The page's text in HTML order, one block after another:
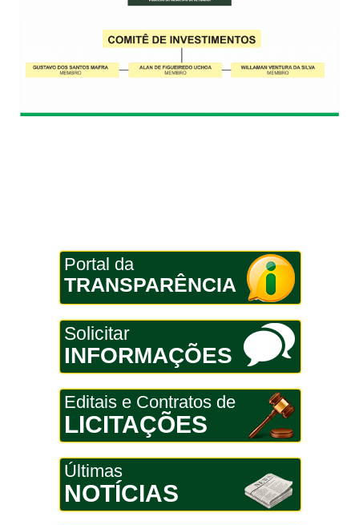
Portal da
TRANSPARÊNCIA
Solicitar
INFORMAÇÕES
Editais e Contratos de
LICITAÇÕES
Últimas
NOTÍCIAS